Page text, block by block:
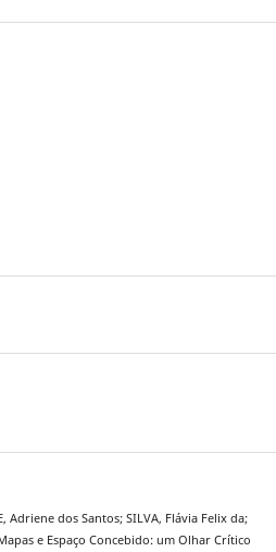
Adriene dos Santos; SILVA, Flávia Felix da;
e Espaço Concebido: um Olhar Crítico